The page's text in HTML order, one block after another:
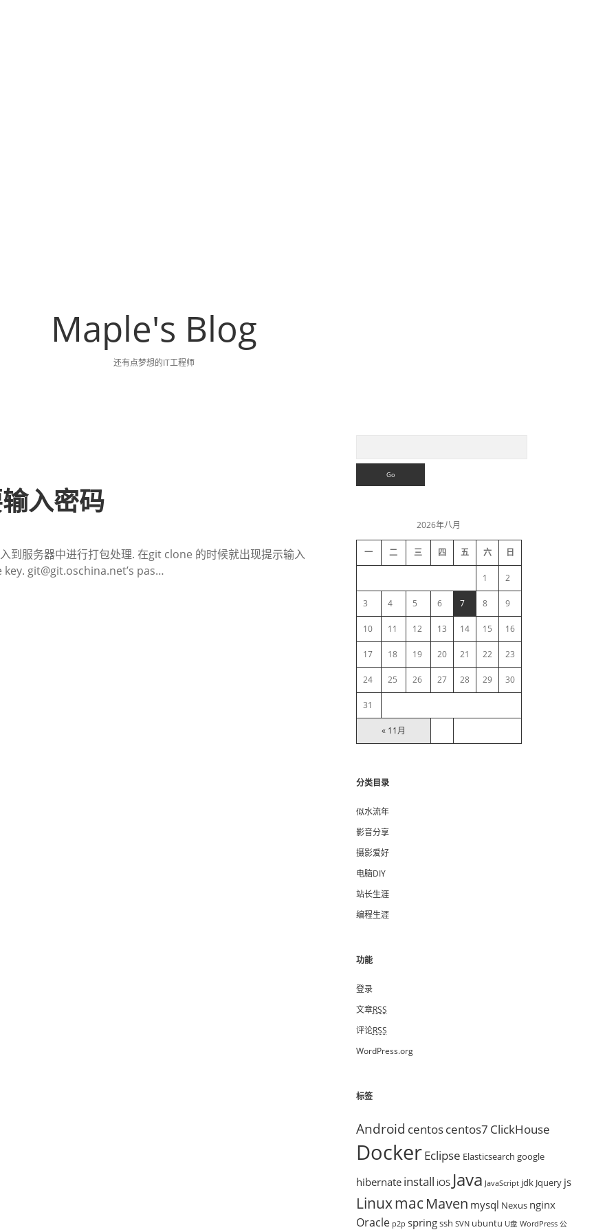
Maple's Blog
还有点梦想的IT工程师
入密码
服务器中进行打包处理. 在git clone 的时候就出现提示输入
key. git@git.oschina.net’s pas…
i
e
a
r
a
2026年八月
一 二 三 四 五 六 日
« 11月
1 2
3 4 5 6 7 8 9
10 11 12 13 14 15 16
17 18 19 20 21 22 23
24 25 26 27 28 29 30
31
分类目录
似水流年
影音分享
摄影爱好
电脑DIY
站长生涯
编程生涯
功能
登录
文章RSS
评论RSS
WordPress.org
标签
Android centoscentos7 ClickHouse
DockerEclipse Elasticsearch google
hibernate install iOS Java JavaScript jdk Jquery js
LinuxmacMaven mysql Nexus nginx
Oracle p2p springssh SVN ubuntu U盘 WordPress 公